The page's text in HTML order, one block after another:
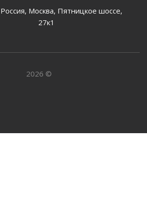
Москва, Пятницкое шоссе,
27к1
2026 ©